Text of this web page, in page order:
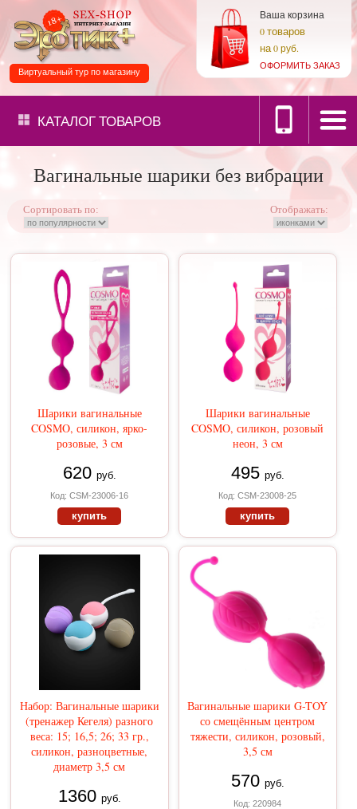
Ваша корзина
0товаров
на0 руб.
ОФОРМИТЬ ЗАКАЗ
Виртуальный тур по магазину
КАТАЛОГТОВАРОВ
Вагинальные шарики без вибрации
Сортировать по: Отображать:
Шарики вагинальные
COSMO, силикон, ярко-
розовые, 3 см
620 руб.
Код: CSM-23006-16
купить
Шарики вагинальные
COSMO, силикон, розовый
неон, 3 см
495 руб.
Код: CSM-23008-25
купить
Набор: Вагинальные шарики
(тренажер Кегеля) разного
веса: 15; 16,5; 26; 33 гр.,
силикон, разноцветные,
диаметр 3,5 см
1360 руб.
Вагинальные шарики G-TOY
со смещённым центром
тяжести, силикон, розовый,
3,5 см
570 руб.
Код: 220984